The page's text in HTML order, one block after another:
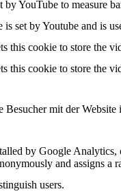
by YouTube to measure
set by Youtube and is
this cookie to store the
this cookie to store the
mit der
by Google Analytics,
and assigns a
users.